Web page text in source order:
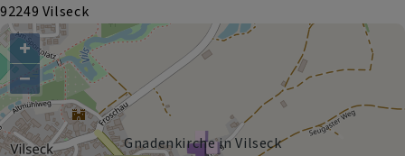
92249 Vilseck
Gnadenkirche in Vilseck
+
−